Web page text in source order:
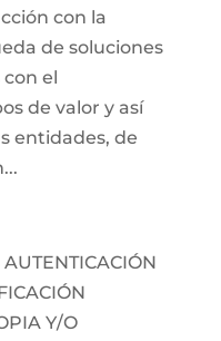
con la
de soluciones
el
de valor y así
entidades, de
AUTENTICACIÓN
Y/O